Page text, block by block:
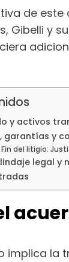
de
Gibelli y
y activos
garantías y
| Fin del litigio:
legal
implica la